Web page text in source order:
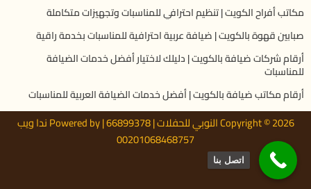
مكاتب أفراح الكويت | تنظيم احترافي للمناسبات وتجهيزات متكاملة
صبابين قهوة بالكويت | ضيافة عربية احترافية للمناسبات بخدمة راقية
أرقام شركات ضيافة بالكويت | دليلك لاختيار أفضل خدمات الضيافة
للمناسبات
أرقام مكاتب ضيافة بالكويت | أفضل خدمات الضيافة العربية للمناسبات
Copyright © 2026 النوبي للحفلات | 66899378 | Powered by ندا ويب
00201068468757
اتصل بنا